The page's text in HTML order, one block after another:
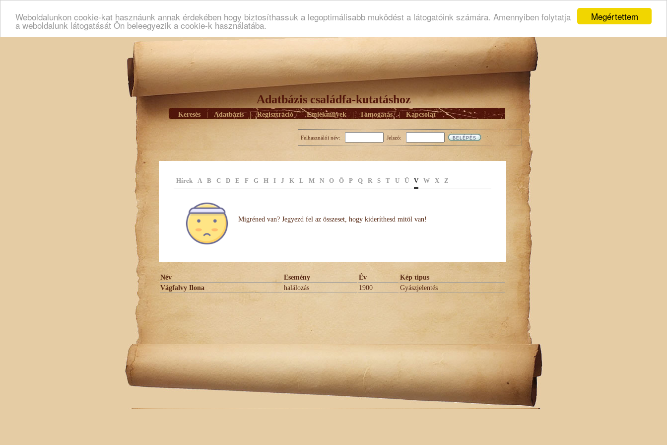
Megértettem
Weboldalunkon cookie-kat hasznáunk annak érdekében hogy biztosíthassuk a legoptimálisabb muködést a látogatóink számára. Amennyiben folytatja
a weboldalunk látogatását Ön beleegyezik a cookie-k használatába.
Adatbázis családfa-kutatáshoz
Keresés Adatbázis | Regisztráció | Emlékmûvek | Támogatás | Kapcsolat
Felhasználói név: Jelszó:
Hírek A B C D E F G H I J K L M N O Ö P Q R S T U Ü V W X Z
Migréned van? Jegyezd fel az összeset, hogy kideríthesd mitöl van!
Név Esemény Év
Kép tipus
Vágfalvy Ilona
halálozás 1900 Gyászjelentés